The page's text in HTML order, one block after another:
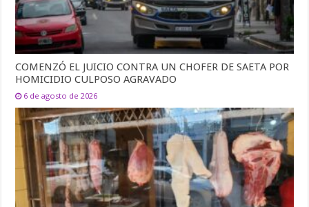
COMENZÓ EL JUICIO CONTRA UN CHOFER DE SAETA POR
HOMICIDIO CULPOSO AGRAVADO
6 de agosto de 2026